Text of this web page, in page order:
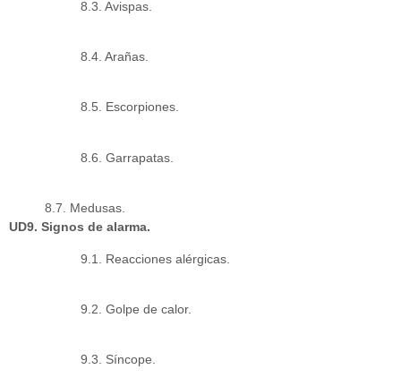
8.3. Avispas.
8.4. Arañas.
8.5. Escorpiones.
8.6. Garrapatas.
8.7. Medusas.
UD9. Signos de alarma.
9.1. Reacciones alérgicas.
9.2. Golpe de calor.
9.3. Síncope.